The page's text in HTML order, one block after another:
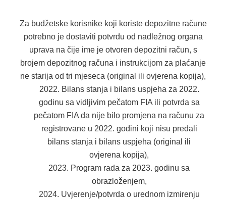
Za budžetske korisnike koji koriste depozitne račune
potrebno je dostaviti potvrdu od nadležnog organa
uprava na čije ime je otvoren depozitni račun, s
brojem depozitnog računa i instrukcijom za plaćanje
ne starija od tri mjeseca (original ili ovjerena kopija),
Bilans stanja i bilans uspjeha za 2022.
godinu sa vidljivim pečatom FIA ili potvrda sa
pečatom FIA da nije bilo promjena na računu za
registrovane u 2022. godini koji nisu predali
bilans stanja i bilans uspjeha (original ili
ovjerena kopija),
Program rada za 2023. godinu sa
obrazloženjem,
Uvjerenje/potvrda o urednom izmirenju